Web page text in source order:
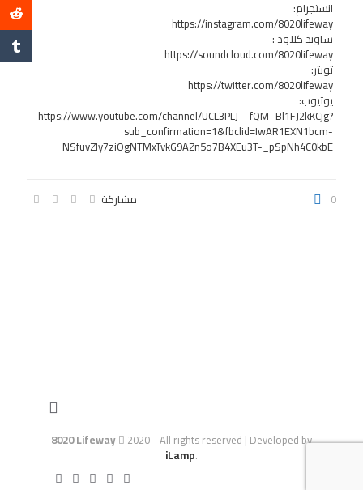
انستجرام:
https://instagram.com/8020lifeway
ساوند كلاود :
https://soundcloud.com/8020lifeway
تويتر:
https://twitter.com/8020lifeway
يوتيوب:
https://www.youtube.com/channel/UCL3PLJ_-fQM_Bl1FJ2kKCjg?
sub_confirmation=1&fbclid=IwAR1EXN1bcm-
NSfuvZly7ziOgNTMxTvkG9AZn5o7B4XEu3T-_pSpNh4C0kbE
مشاركة 0
8020 Lifeway 2020 - All rights reserved | Developed by
iLamp.